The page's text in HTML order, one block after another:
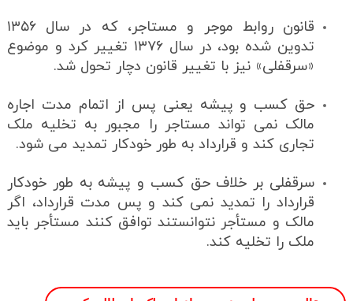
قانون روابط موجر و مستاجر، که در سال ۱۳۵۶
تدوین شده بود، در سال ۱۳۷۶ تغییر کرد و موضوع
«سرقفلی» نیز با تغییر قانون دچار تحول شد.
حق کسب و پیشه یعنی پس از اتمام مدت اجاره
مالک نمی تواند مستاجر را مجبور به تخلیه ملک
تجاری کند و قرارداد به طور خودکار تمدید می شود.
سرقفلی بر خلاف حق کسب و پیشه به طور خودکار
قرارداد را تمدید نمی کند و پس مدت قرارداد، اگر
مالک و مستأجر نتوانستند توافق کنند مستأجر باید
ملک را تخلیه کند.